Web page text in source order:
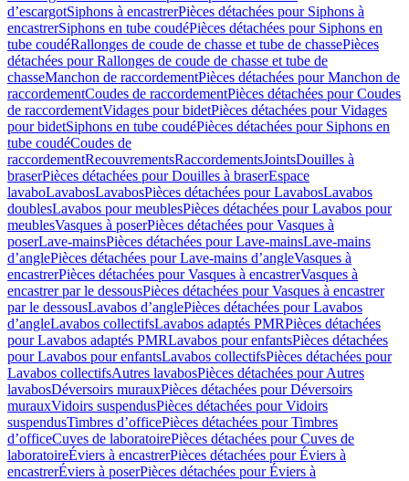
d’escargotSiphons à encastrerPièces détachées pour Siphons à
encastrerSiphons en tube coudéPièces détachées pour Siphons en
tube coudéRallonges de coude de chasse et tube de chassePièces
détachées pour Rallonges de coude de chasse et tube de
chasseManchon de raccordementPièces détachées pour Manchon de
raccordementCoudes de raccordementPièces détachées pour Coudes
de raccordementVidages pour bidetPièces détachées pour Vidages
pour bidetSiphons en tube coudéPièces détachées pour Siphons en
tube coudéCoudes de
raccordementRecouvrementsRaccordementsJointsDouilles à
braserPièces détachées pour Douilles à braserEspace
lavaboLavabosLavabosPièces détachées pour LavabosLavabos
doublesLavabos pour meublesPièces détachées pour Lavabos pour
meublesVasques à poserPièces détachées pour Vasques à
poserLave-mainsPièces détachées pour Lave-mainsLave-mains
d’anglePièces détachées pour Lave-mains d’angleVasques à
encastrerPièces détachées pour Vasques à encastrerVasques à
encastrer par le dessousPièces détachées pour Vasques à encastrer
par le dessousLavabos d’anglePièces détachées pour Lavabos
d’angleLavabos collectifsLavabos adaptés PMRPièces détachées
pour Lavabos adaptés PMRLavabos pour enfantsPièces détachées
pour Lavabos pour enfantsLavabos collectifsPièces détachées pour
Lavabos collectifsAutres lavabosPièces détachées pour Autres
lavabosDéversoirs murauxPièces détachées pour Déversoirs
murauxVidoirs suspendusPièces détachées pour Vidoirs
suspendusTimbres dʼofficePièces détachées pour Timbres
dʼofficeCuves de laboratoirePièces détachées pour Cuves de
laboratoireÉviers à encastrerPièces détachées pour Éviers à
encastrerÉviers à poserPièces détachées pour Éviers à